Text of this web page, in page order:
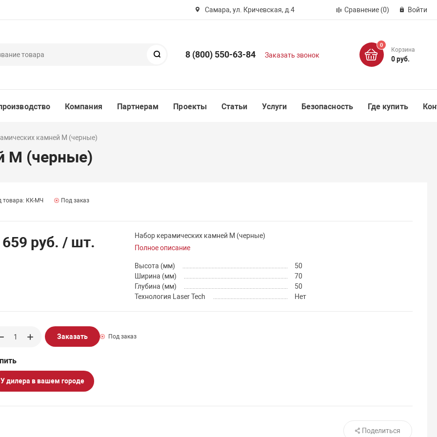
Самара, ул. Кричевская, д.4 Сравнение (0) Войти
8 (800) 550-63-84 Заказать звонок
0
Корзина
0 руб.
Компания Партнерам Проекты Статьи Услуги Безопасность Где купить
камней M (черные)
M (черные)
товара: КК-МЧ Под заказ
руб. / шт.
Набор керамических камней M (черные)
Полное описание
Высота (мм)
50
Ширина (мм)
70
Глубина (мм)
50
Технология Laser Tech
Нет
Заказать Под заказ
У дилера в вашем городе
Поделиться